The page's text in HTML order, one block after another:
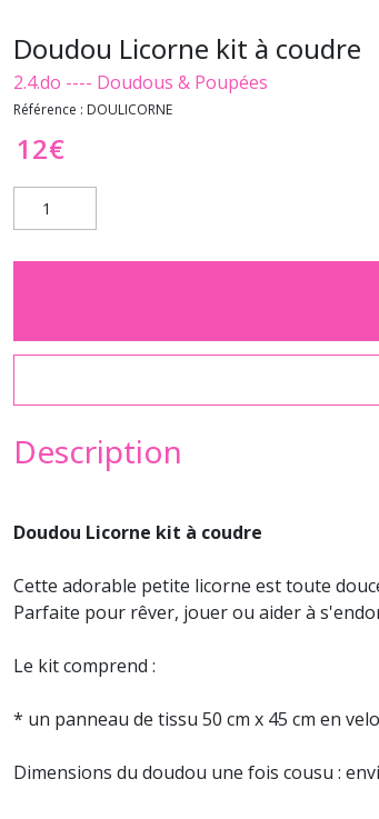
Doudou Licorne kit à coudre
2.4.do ---- Doudous & Poupées
Référence : DOULICORNE
12€
Description
Doudou Licorne kit à coudre
Cette adorable petite licorne est toute
Parfaite pour rêver, jouer ou aider à
Le kit comprend :
* un panneau de tissu 50 cm x 45 cm en
Dimensions du doudou une fois cousu :